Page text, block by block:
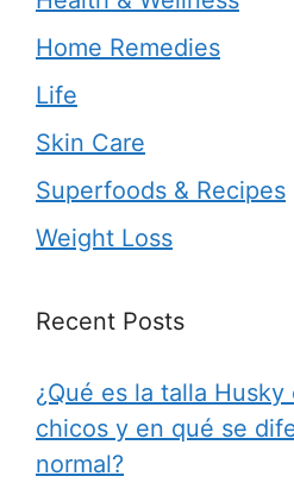
Home Remedies
Life
Skin Care
Superfoods & Recipes
Weight Loss
Recent Posts
¿Qué es la talla Husky
chicos y en qué se
normal?